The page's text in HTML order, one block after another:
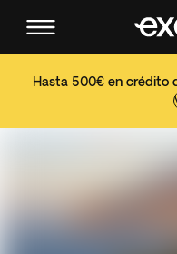
Hasta 500€ en crédito